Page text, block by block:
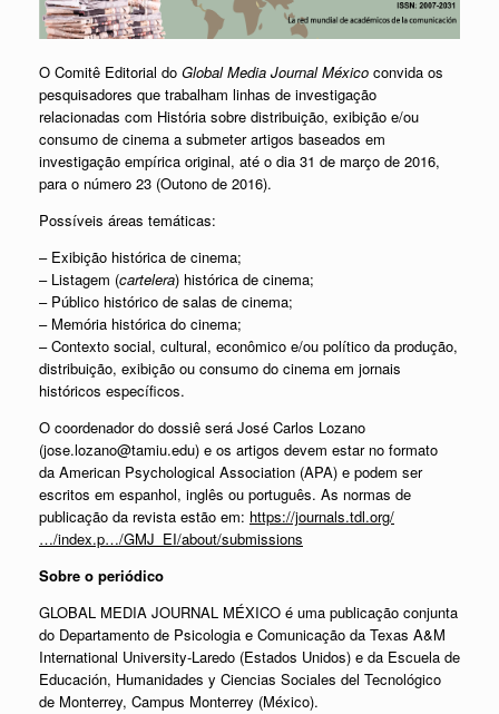
O Comitê Editorial do Global Media Journal México convida os
pesquisadores que trabalham linhas de investigação
relacionadas com História sobre distribuição, exibição e/ou
consumo de cinema a submeter artigos baseados em
investigação empírica original, até o dia 31 de março de 2016,
para o número 23 (Outono de 2016).
Possíveis áreas temáticas:
– Exibição histórica de cinema;
– Listagem (cartelera) histórica de cinema;
– Público histórico de salas de cinema;
– Memória histórica do cinema;
– Contexto social, cultural, econômico e/ou político da produção,
distribuição, exibição ou consumo do cinema em jornais
históricos específicos.
O coordenador do dossiê será José Carlos Lozano
(jose.lozano@tamiu.edu) e os artigos devem estar no formato
da American Psychological Association (APA) e podem ser
escritos em espanhol, inglês ou português. As normas de
publicação da revista estão em: https://journals.tdl.org/
…/index.p…/GMJ_EI/about/submissions
Sobre o periódico
GLOBAL MEDIA JOURNAL MÉXICO é uma publicação conjunta
do Departamento de Psicologia e Comunicação da Texas A&M
International University-Laredo (Estados Unidos) e da Escuela de
Educación, Humanidades y Ciencias Sociales del Tecnológico
de Monterrey, Campus Monterrey (México).